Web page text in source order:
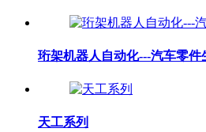
珩架机器人自动化---汽车零件
天工系列